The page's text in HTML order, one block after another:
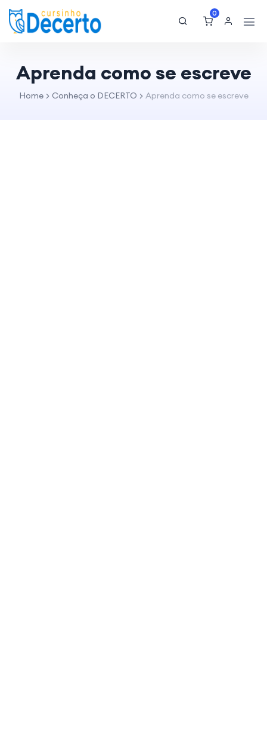
0
Aprenda como se escreve
Home Conheça o DECERTO Aprenda como se escreve